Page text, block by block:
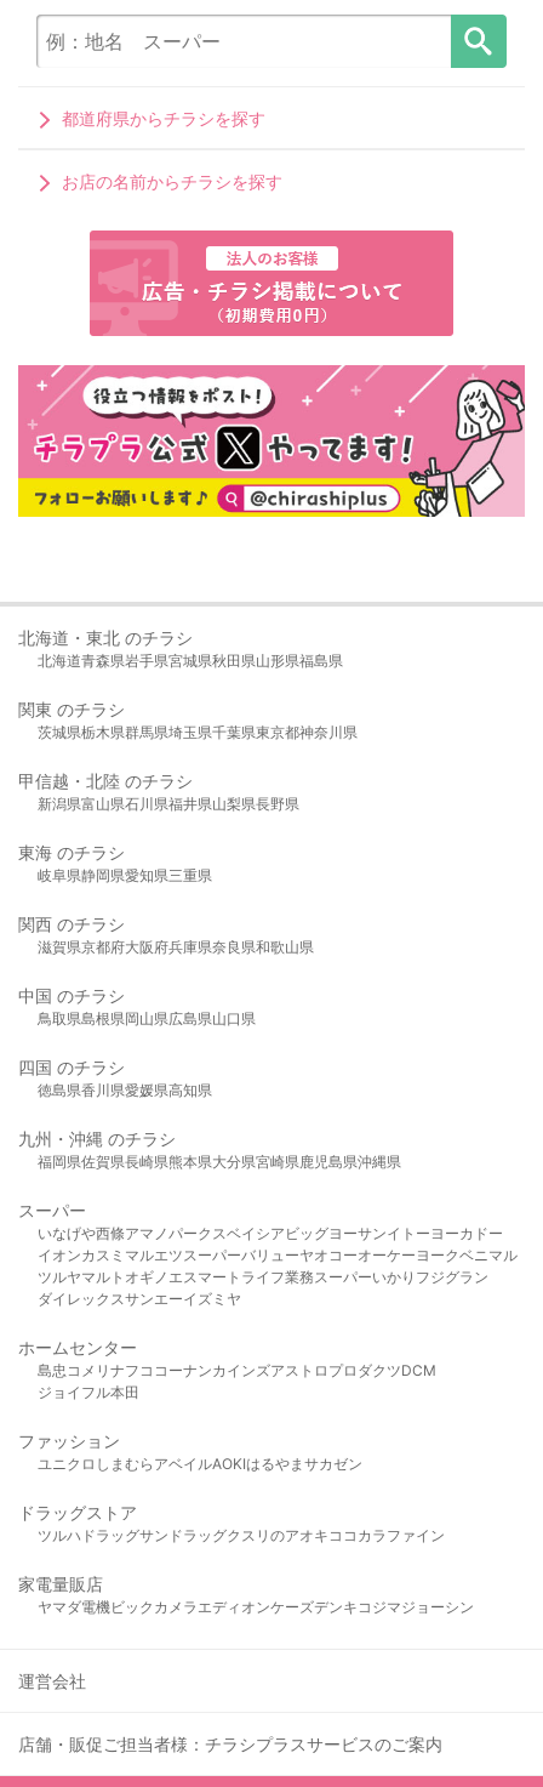
都道府県からチラシを探す
お店の名前からチラシを探す
北海道・東北 のチラシ
北海道青森県岩手県宮城県秋田県山形県福島県
関東 のチラシ
茨城県栃木県群馬県埼玉県千葉県東京都神奈川県
甲信越・北陸 のチラシ
新潟県富山県石川県福井県山梨県長野県
東海 のチラシ
岐阜県静岡県愛知県三重県
関西 のチラシ
滋賀県京都府大阪府兵庫県奈良県和歌山県
中国 のチラシ
鳥取県島根県岡山県広島県山口県
四国 のチラシ
徳島県香川県愛媛県高知県
九州・沖縄 のチラシ
福岡県佐賀県長崎県熊本県大分県宮崎県鹿児島県沖縄県
スーパー
いなげや西條アマノパークスベイシア ビッグヨーサンイトーヨーカドー
イオンカスミ マルエツスーパーバリューヤオコーオーケー ヨークベニマル
ツルヤマルト オギノ エスマート ライフ業務スーパーいかり フジグラン
ダイレックスサンエーイズミヤ
ホームセンター
島忠 コメリ ナフコ コーナンカインズアストロプロダクツDCM
ジョイフル本田
ファッション
ユニクロ しまむら アベイルAOKIはるやま サカゼン
ドラッグストア
ツルハドラッグサンドラッグクスリのアオキ ココカラファイン
家電量販店
ヤマダ電機ビックカメラ エディオンケーズデンキ コジマジョーシン
運営会社
店舗・販促ご担当者様：チラシプラスサービスのご案内